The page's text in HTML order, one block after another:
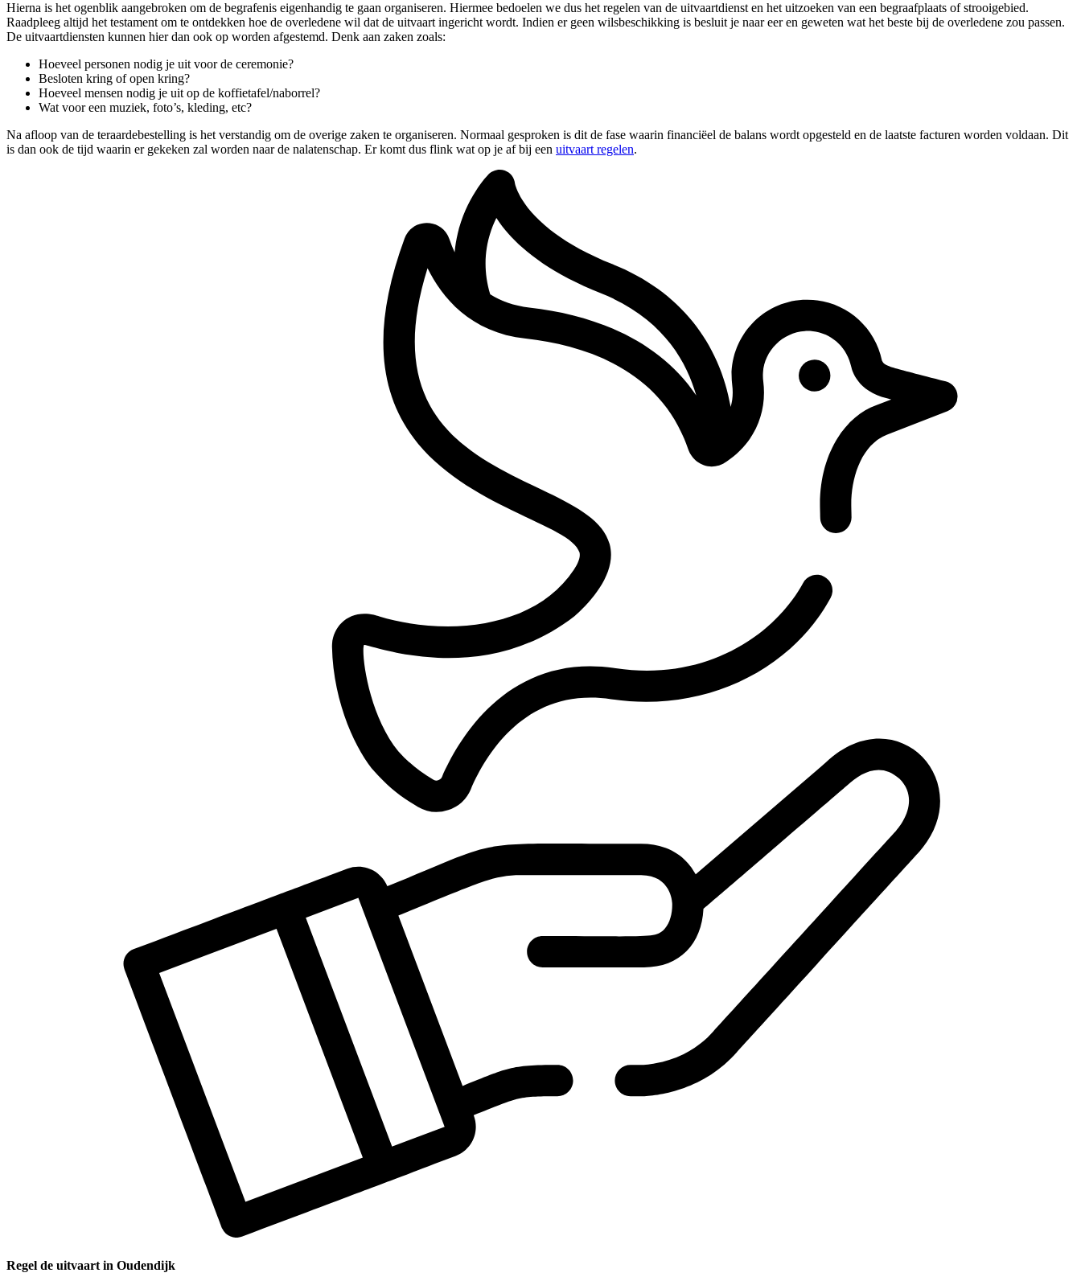
Hierna is het ogenblik aangebroken om de begrafenis eigenhandig te gaan organiseren. Hiermee bedoelen we dus het regelen van de uitvaartdienst en het uitzoeken van een begraafplaats of strooigebied.
Raadpleeg altijd het testament om te ontdekken hoe de overledene wil dat de uitvaart ingericht wordt. Indien er geen wilsbeschikking is besluit je naar eer en geweten wat het beste bij de overledene zou passen.
De uitvaartdiensten kunnen hier dan ook op worden afgestemd. Denk aan zaken zoals:
Hoeveel personen nodig je uit voor de ceremonie?
Besloten kring of open kring?
Hoeveel mensen nodig je uit op de koffietafel/naborrel?
Wat voor een muziek, foto’s, kleding, etc?
Na afloop van de teraardebestelling is het verstandig om de overige zaken te organiseren. Normaal gesproken is dit de fase waarin financiëel de balans wordt opgesteld en de laatste facturen worden voldaan. Dit
is dan ook de tijd waarin er gekeken zal worden naar de nalatenschap. Er komt dus flink wat op je af bij een uitvaart regelen.
Regel de uitvaart in Oudendijk